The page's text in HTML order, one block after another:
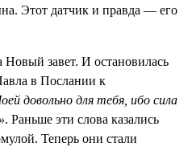
Этот датчик и правда — его
Новый завет. И остановилась
в Послании к
довольно для тебя, ибо сила
. Раньше эти слова казались
Теперь они стали